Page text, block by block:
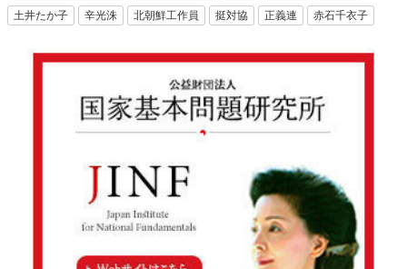
土井たか子 辛光洙 北朝鮮工作員 挺対協 正義連 赤石千衣子